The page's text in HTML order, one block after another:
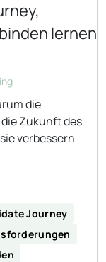
lernen
die
Zukunft des
verbessern
Journey